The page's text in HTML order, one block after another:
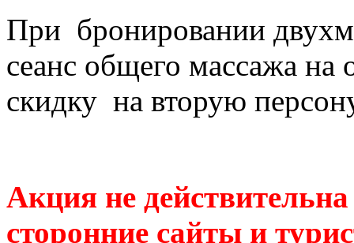
При бронировании
сеанс общего массажа
скидку на вторую
Акция не
сторонние сайты и